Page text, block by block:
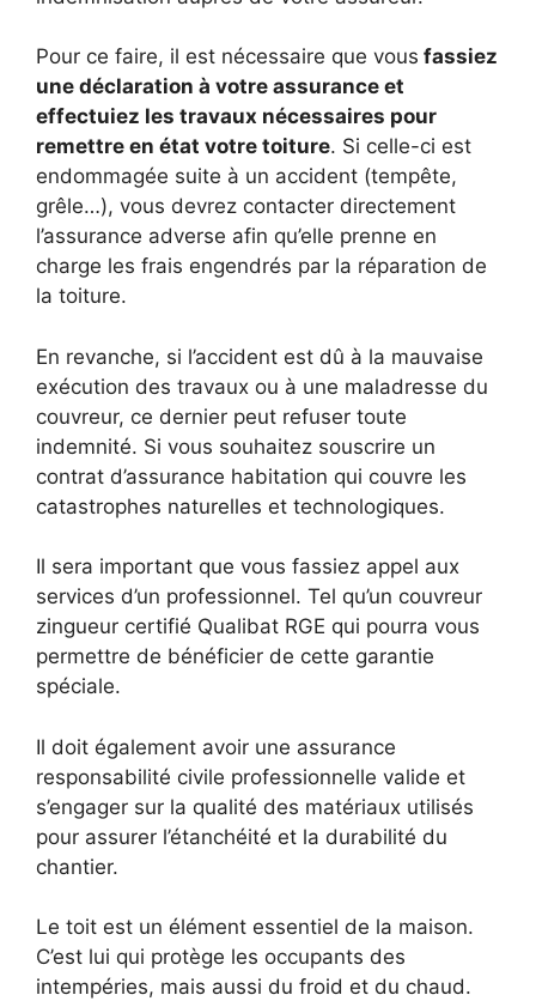
Pour ce faire, il est nécessaire que vous fassiez
une déclaration à votre assurance et
effectuiez les travaux nécessaires pour
remettre en état votre toiture. Si celle-ci est
endommagée suite à un accident (tempête,
grêle…), vous devrez contacter directement
l’assurance adverse afin qu’elle prenne en
charge les frais engendrés par la réparation de
la toiture.
En revanche, si l’accident est dû à la mauvaise
exécution des travaux ou à une maladresse du
couvreur, ce dernier peut refuser toute
indemnité. Si vous souhaitez souscrire un
contrat d’assurance habitation qui couvre les
catastrophes naturelles et technologiques.
Il sera important que vous fassiez appel aux
services d’un professionnel. Tel qu’un couvreur
zingueur certifié Qualibat RGE qui pourra vous
permettre de bénéficier de cette garantie
spéciale.
Il doit également avoir une assurance
responsabilité civile professionnelle valide et
s’engager sur la qualité des matériaux utilisés
pour assurer l’étanchéité et la durabilité du
chantier.
Le toit est un élément essentiel de la maison.
C’est lui qui protège les occupants des
intempéries, mais aussi du froid et du chaud.